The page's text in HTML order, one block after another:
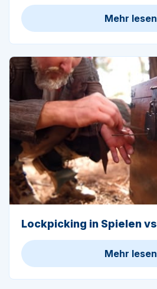
Mehr lesen
Lockpicking in Spielen
Mehr lesen